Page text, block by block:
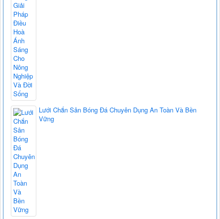
Lưới Chắn Sân Bóng Đá Chuyên Dụng An Toàn Và Bền
Vững